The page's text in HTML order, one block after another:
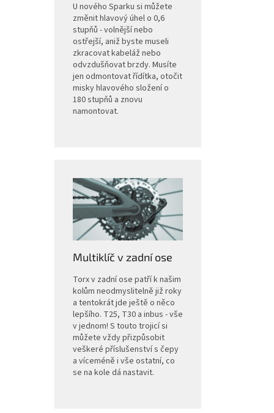
U nového Sparku si můžete
změnit hlavový úhel o 0,6
stupňů - volnější nebo
ostřejší, aniž byste museli
zkracovat kabeláž nebo
odvzdušňovat brzdy. Musíte
jen odmontovat řídítka, otočit
misky hlavového složení o
180 stupňů a znovu
namontovat.
Multiklíč v zadní ose
Torx v zadní ose patří k našim
kolům neodmyslitelně již roky
a tentokrát jde ještě o něco
lepšího. T25, T30 a inbus - vše
v jednom! S touto trojicí si
můžete vždy přizpůsobit
veškeré příslušenství s čepy
a víceméně i vše ostatní, co
se na kole dá nastavit.